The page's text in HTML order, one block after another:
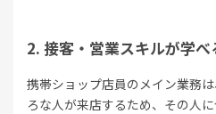
接客・営業スキルが学べ
携帯ショップ店員のメイン業務
ろな人が来店するため、その人